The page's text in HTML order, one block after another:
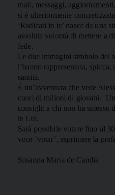
mail, messaggi,
si è ulteriormente
‘Radicati in te’ nasce da una
assoluta volontà di mettere a
fede.
Le due immagini simbolo del
l’hanno rappresentata,
santità.
È un’avventura che vede
cuori di milioni di giovani.
consigli; a chi non ha
in Lui.
Sarà possibile votare fino al
voce ‘votar’, esprimere la
Susanna Maria de Candia